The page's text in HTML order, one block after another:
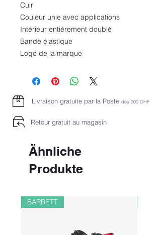
Cuir
Couleur unie avec applications
Intérieur entièrement doublé
Bande élastique
Logo de la marque
Livraison gratuite par la Poste dès 200 CHF
Retour gratuit au magasin
Ähnliche
Produkte
BARRETT